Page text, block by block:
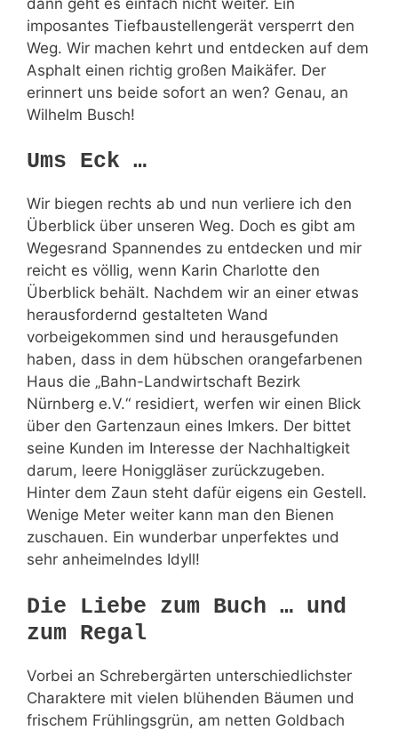
imposantes Tiefbaustellengerät versperrt den
Weg. Wir machen kehrt und entdecken auf dem
Asphalt einen richtig großen Maikäfer. Der
erinnert uns beide sofort an wen? Genau, an
Wilhelm Busch!
Ums Eck …
Wir biegen rechts ab und nun verliere ich den
Überblick über unseren Weg. Doch es gibt am
Wegesrand Spannendes zu entdecken und mir
reicht es völlig, wenn Karin Charlotte den
Überblick behält. Nachdem wir an einer etwas
herausfordernd gestalteten Wand
vorbeigekommen sind und herausgefunden
haben, dass in dem hübschen orangefarbenen
Haus die „Bahn-Landwirtschaft Bezirk
Nürnberg e.V.“ residiert, werfen wir einen Blick
über den Gartenzaun eines Imkers. Der bittet
seine Kunden im Interesse der Nachhaltigkeit
darum, leere Honiggläser zurückzugeben.
Hinter dem Zaun steht dafür eigens ein Gestell.
Wenige Meter weiter kann man den Bienen
zuschauen. Ein wunderbar unperfektes und
sehr anheimelndes Idyll!
Die Liebe zum Buch … und
zum Regal
Vorbei an Schrebergärten unterschiedlichster
Charaktere mit vielen blühenden Bäumen und
frischem Frühlingsgrün, am netten Goldbach